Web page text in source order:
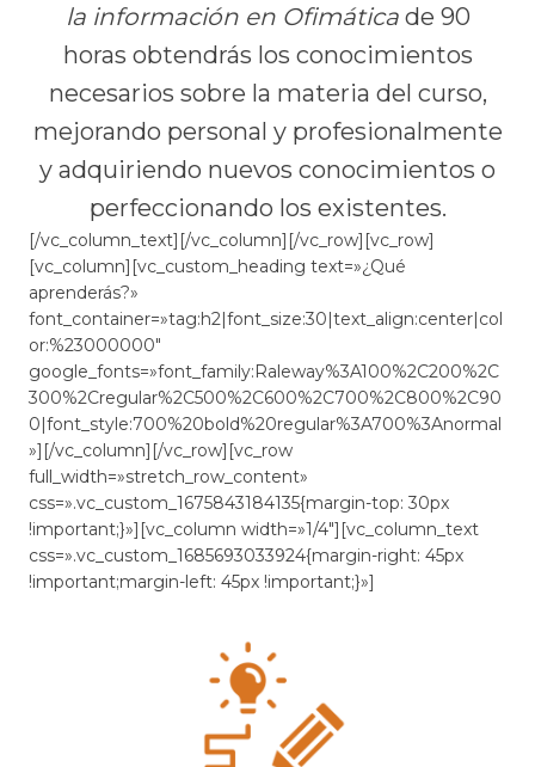
la información en Ofimática de 90
horas obtendrás los conocimientos
necesarios sobre la materia del curso,
mejorando personal y profesionalmente
y adquiriendo nuevos conocimientos o
perfeccionando los existentes.
[/vc_column_text][/vc_column][/vc_row][vc_row]
[vc_column][vc_custom_heading text=»¿Qué
aprenderás?»
font_container=»tag:h2|font_size:30|text_align:center|col
or:%23000000″
google_fonts=»font_family:Raleway%3A100%2C200%2C
300%2Cregular%2C500%2C600%2C700%2C800%2C90
0|font_style:700%20bold%20regular%3A700%3Anormal
»][/vc_column][/vc_row][vc_row
full_width=»stretch_row_content»
css=».vc_custom_1675843184135{margin-top: 30px
!important;}»][vc_column width=»1/4″][vc_column_text
css=».vc_custom_1685693033924{margin-right: 45px
!important;margin-left: 45px !important;}»]